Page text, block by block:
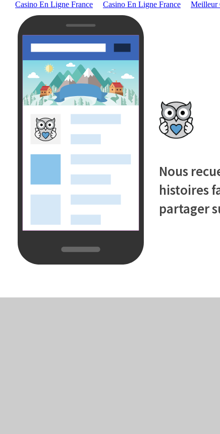
Casino En Ligne France Casino En Ligne France Meilleur
Nous
histoires
partager